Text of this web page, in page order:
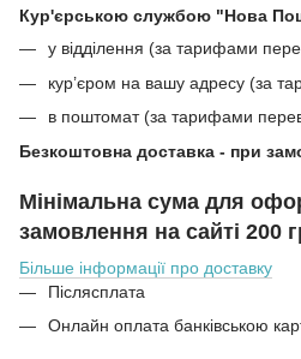
Кур'єрською службою "Нова
у відділення (за тарифами
кур’єром на вашу адресу (за
в поштомат (за тарифами
Безкоштовна доставка - при
Мінімальна сума для
замовлення на сайті 200
Більше інформації про доставку
Післясплата
Онлайн оплата банківською